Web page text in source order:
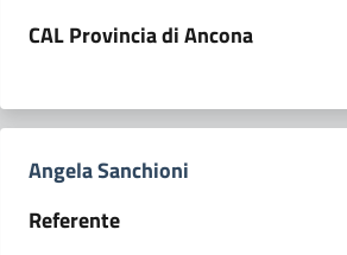
CAL Provincia di Ancona
Angela Sanchioni
Referente